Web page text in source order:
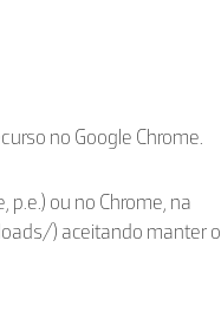
no Google Chrome.
p.e.) ou no Chrome, na
) aceitando manter o